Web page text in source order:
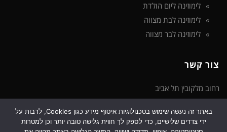
לימוזינה ליום הולדת
לימוזינה לבת מצווה
לימוזינה לבר מצווה
צור קשר
רחוב מלקובין תל אביב
טלפון: 072-3922-475
דוא"ל: support@limozinot.co.il
באתר זה נעשה שימוש בטכנולוגיות איסוף מידע כגון Cookies, לרבות על
ידי צדדים שלישיים, כדי לספק לך חווית גלישה טובה יותר וכן למטרות